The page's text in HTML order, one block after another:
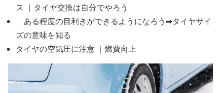
ス ｜タイヤ交換は自分でやろう
ある程度の目利きができるようになろう➡タイヤサイ
ズの意味を知る
タイヤの空気圧に注意 ｜燃費向上